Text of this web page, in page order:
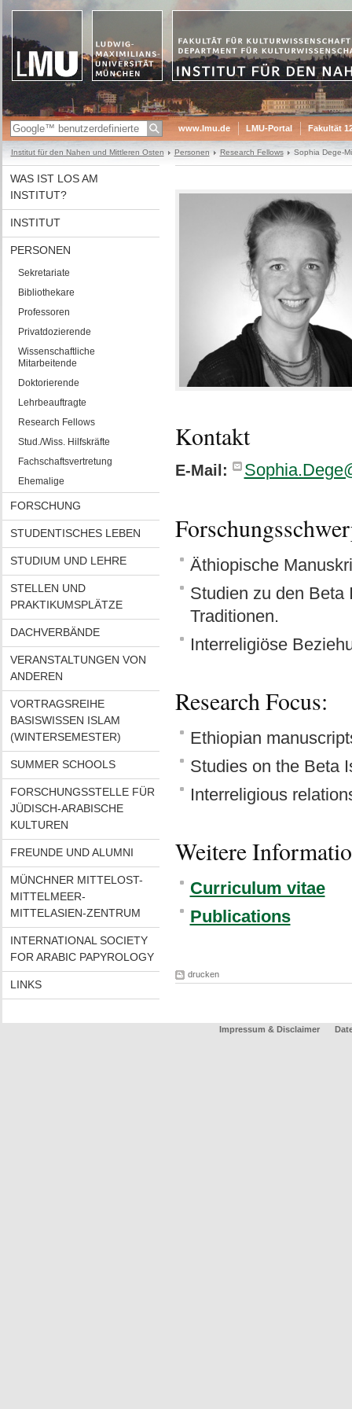
www.lmu.de LMU-Portal Fakultät
Institut für den Nahen und Mittleren Osten Personen Research Fellows Sophia Dege-
WAS IST LOS AM
INSTITUT?
INSTITUT
PERSONEN
Sekretariate
Bibliothekare
Professoren
Privatdozierende
Wissenschaftliche
Mitarbeitende
Doktorierende
Lehrbeauftragte
Research Fellows
Stud./Wiss. Hilfskräfte
Fachschaftsvertretung
Ehemalige
FORSCHUNG
STUDENTISCHES LEBEN
STUDIUM UND LEHRE
STELLEN UND
PRAKTIKUMSPLÄTZE
DACHVERBÄNDE
VERANSTALTUNGEN VON
ANDEREN
VORTRAGSREIHE
BASISWISSEN ISLAM
(WINTERSEMESTER)
SUMMER SCHOOLS
FORSCHUNGSSTELLE FÜR
JÜDISCH-ARABISCHE
KULTUREN
FREUNDE UND ALUMNI
MÜNCHNER MITTELOST-
MITTELMEER-
MITTELASIEN-ZENTRUM
INTERNATIONAL SOCIETY
FOR ARABIC PAPYROLOGY
LINKS
Kontakt
E-Mail:
Äthiopische
Studien zu den Beta
Traditionen.
Interreligiöse
Research Focus:
Ethiopian
Studies on the Beta
Interreligious
Weitere
Curriculum vitae
Publications
drucken
Impressum & Disclaimer